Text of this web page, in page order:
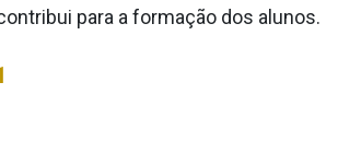
para a formação dos alunos.